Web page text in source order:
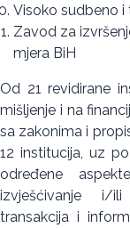
Visoko sudbeno i
Zavod za
mjera BiH
Od 21 revidirane
mišljenje i na
sa zakonima i
12 institucija, uz
određene
izvješćivanje i/ili
transakcija i